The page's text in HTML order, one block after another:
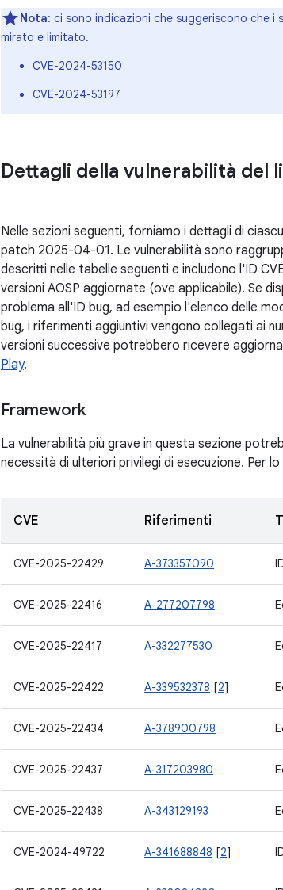
Nota: ci sono indicazioni che suggeriscono che
mirato e limitato.
CVE-2024-53150
CVE-2024-53197
Dettagli della vulnerabilità del
Nelle sezioni seguenti, forniamo i dettagli di
patch 2025-04-01. Le vulnerabilità sono
descritti nelle tabelle seguenti e includono l'ID
versioni AOSP aggiornate (ove applicabile). Se
problema all'ID bug, ad esempio l'elenco delle
bug, i riferimenti aggiuntivi vengono collegati ai
versioni successive potrebbero ricevere
Play.
Framework
La vulnerabilità più grave in questa sezione
necessità di ulteriori privilegi di esecuzione. Per
CVE Riferimenti
CVE-2025-22429 A-373357090
CVE-2025-22416 A-277207798
CVE-2025-22417 A-332277530
CVE-2025-22422 A-339532378 [2]
CVE-2025-22434 A-378900798
CVE-2025-22437 A-317203980
CVE-2025-22438 A-343129193
CVE-2024-49722 A-341688848 [2]